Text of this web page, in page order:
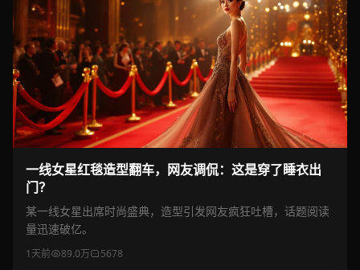
一线女星红毯造型翻车，网友调侃：这是穿了睡衣出
门？
某一线女星出席时尚盛典，造型引发网友疯狂吐槽，话题阅读
量迅速破亿。
1天前 89.0万 5678